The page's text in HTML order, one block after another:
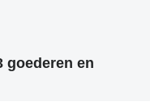
goederen en